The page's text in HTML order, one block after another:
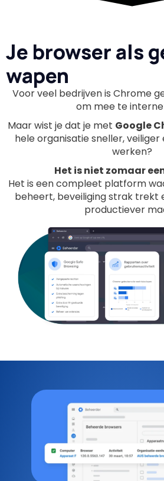
Je browser als
wapen
Voor veel bedrijven is Chrome
om mee te
Maar wist je dat je met Google
hele organisatie sneller,
werken?
Het is niet zomaar
Het is een compleet platform
beheert, beveiliging strak trekt
productiever